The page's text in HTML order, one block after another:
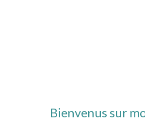
Bienvenus sur